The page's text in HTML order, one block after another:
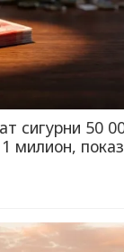
сигурни 50
милион,